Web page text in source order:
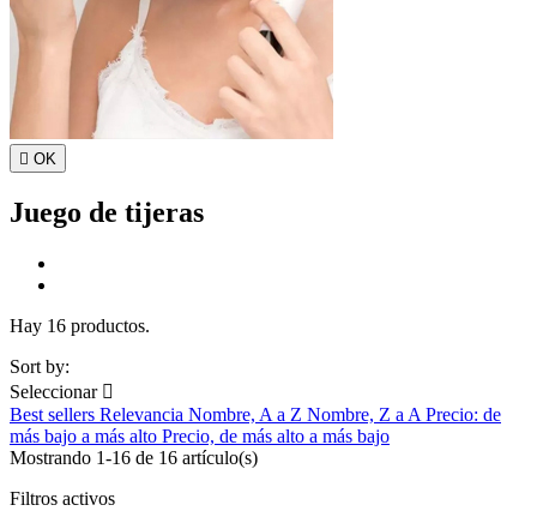
 OK
Juego de tijeras
Hay 16 productos.
Sort by:
Seleccionar 
Best sellers Relevancia Nombre, A a Z Nombre, Z a A Precio: de
más bajo a más alto Precio, de más alto a más bajo
Mostrando 1-16 de 16 artículo(s)
Filtros activos